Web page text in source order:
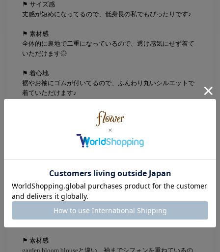
⚑ サイズ感
丈感が短めになってるので、低身長の私でもぴったりです♪
⚑ 素材感
全体的に裏地で二重になっているので、透け感気にせず着て
いただけます◎
⚑ 着心地
裾やお袖にゴムが付いてるので、ふんわり丸いシルエットで
着ていただけます♪
他のブラウスに比べて、大きいお花の刺繍がデザイン性があ
るのでシンプルすぎず、着ていただけます♪
⚘ 身長 : 161cm
⚘ パーソナルカラー : Winter
⚘ 骨格 : Natural
⚑ サイズ感
全体的にゆとりがあり、袖口がゴム仕様なのが嬉しいポイン
トです♪
⚑ 素材感
garden bloom blouse と違い、袖までシフォンを重ねているの